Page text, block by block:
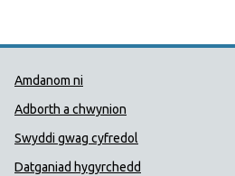
Dolenni Cymorth
Amdanom ni
Adborth a chwynion
Swyddi gwag cyfredol
Datganiad hygyrchedd